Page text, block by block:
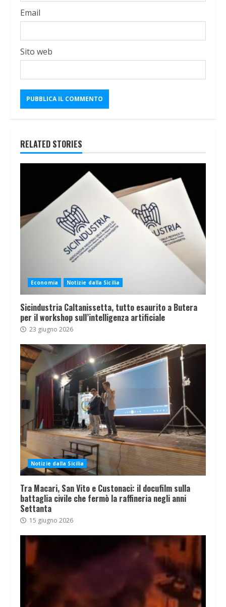
Email
Sito web
RELATED STORIES
Economia Notizie dalla Sicilia
Sicindustria Caltanissetta, tutto esaurito a Butera
per il workshop sull’intelligenza artificiale
23 giugno 2026
Notizie dalla Sicilia
Tra Macari, San Vito e Custonaci: il docufilm sulla
battaglia civile che fermò la raffineria negli anni
Settanta
15 giugno 2026